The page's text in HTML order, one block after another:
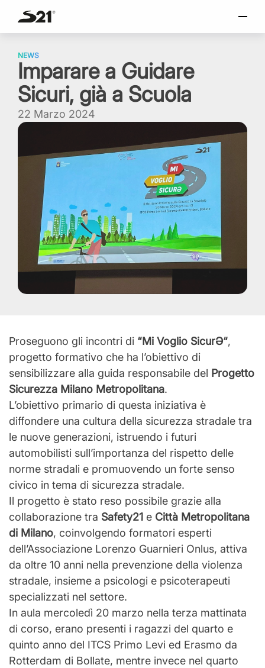
content
English
Español
Portuguese
NEWS
Imparare a Guidare
Sicuri, già a Scuola
22 Marzo 2024
Proseguono gli incontri di “Mi Voglio SicurƏ“,
progetto formativo che ha l’obiettivo di
sensibilizzare alla guida responsabile del Progetto
Sicurezza Milano Metropolitana.
L’obiettivo primario di questa iniziativa è
diffondere una cultura della sicurezza stradale tra
le nuove generazioni, istruendo i futuri
automobilisti sull’importanza del rispetto delle
norme stradali e promuovendo un forte senso
civico in tema di sicurezza stradale.
Il progetto è stato reso possibile grazie alla
collaborazione tra Safety21 e Città Metropolitana
di Milano, coinvolgendo formatori esperti
dell’Associazione Lorenzo Guarnieri Onlus, attiva
da oltre 10 anni nella prevenzione della violenza
stradale, insieme a psicologi e psicoterapeuti
specializzati nel settore.
In aula mercoledì 20 marzo nella terza mattinata
di corso, erano presenti i ragazzi del quarto e
quinto anno del ITCS Primo Levi ed Erasmo da
Rotterdam di Bollate, mentre invece nel quarto